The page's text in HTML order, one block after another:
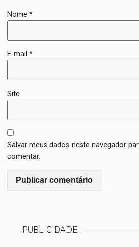
Nome*
E-mail*
Site
Salvar meus dados neste navegador
comentar.
PUBLICIDADE